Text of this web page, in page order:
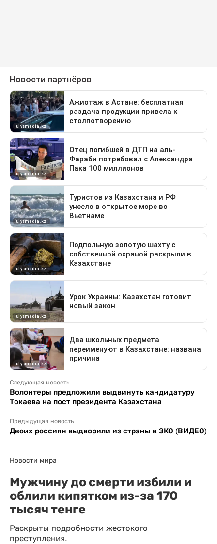
Следующая новость
Волонтеры предложили выдвинуть кандидатуру
Токаева на пост президента Казахстана
Предыдущая новость
Двоих россиян выдворили из страны в ЗКО (ВИДЕО)
Новости мира
Мужчину до смерти избили и
облили кипятком из-за 170
тысяч тенге
Раскрыты подробности жестокого
преступления.